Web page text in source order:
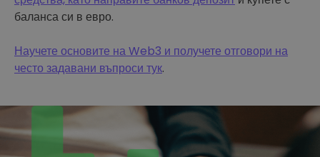
баланса си в евро.
Научете основите на Web3 и получете отговори на
често задавани въпроси тук.